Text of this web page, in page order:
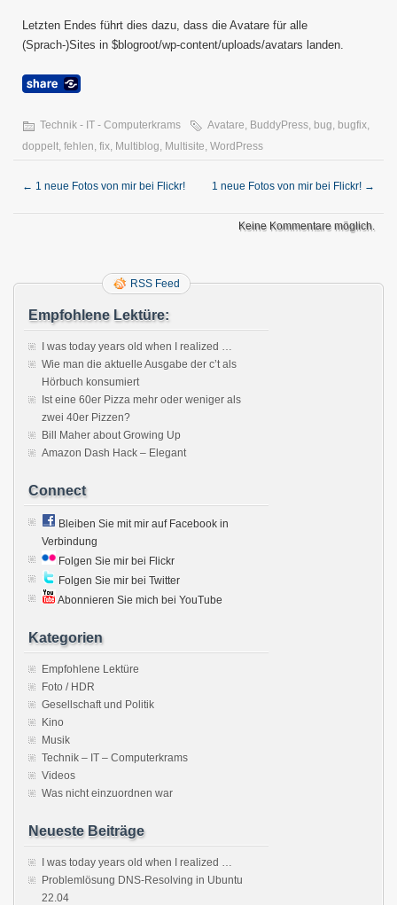
Letzten Endes führt dies dazu, dass die Avatare für alle
(Sprach-)Sites in $blogroot/wp-content/uploads/avatars landen.
Technik - IT - Computerkrams Avatare, BuddyPress, bug, bugfix,
doppelt, fehlen, fix, Multiblog, Multisite, WordPress
← 1 neue Fotos von mir bei Flickr! 1 neue Fotos von mir bei Flickr! →
Keine Kommentare möglich.
RSS Feed
Empfohlene Lektüre:
I was today years old when I realized …
Wie man die aktuelle Ausgabe der c’t als
Hörbuch konsumiert
Ist eine 60er Pizza mehr oder weniger als
zwei 40er Pizzen?
Bill Maher about Growing Up
Amazon Dash Hack – Elegant
Connect
Bleiben Sie mit mir auf Facebook in
Verbindung
Folgen Sie mir bei Flickr
Folgen Sie mir bei Twitter
Abonnieren Sie mich bei YouTube
Kategorien
Empfohlene Lektüre
Foto / HDR
Gesellschaft und Politik
Kino
Musik
Technik – IT – Computerkrams
Videos
Was nicht einzuordnen war
Neueste Beiträge
I was today years old when I realized …
Problemlösung DNS-Resolving in Ubuntu
22.04